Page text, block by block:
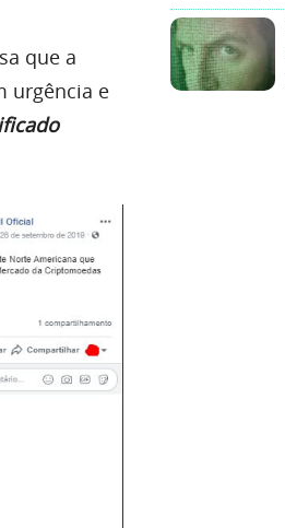
que a
urgência e